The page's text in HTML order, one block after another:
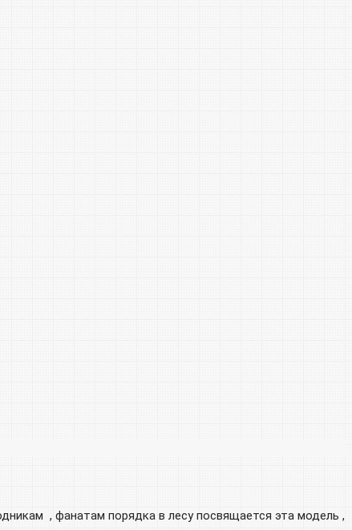
, фанатам порядка в лесу посвящается эта модель ,